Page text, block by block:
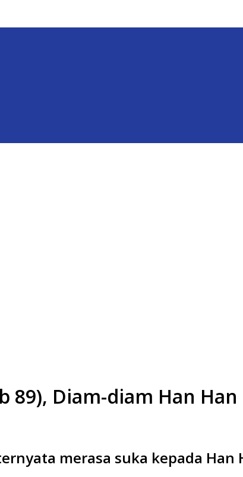
89), Diam-diam Han
merasa suka ke­pada Han